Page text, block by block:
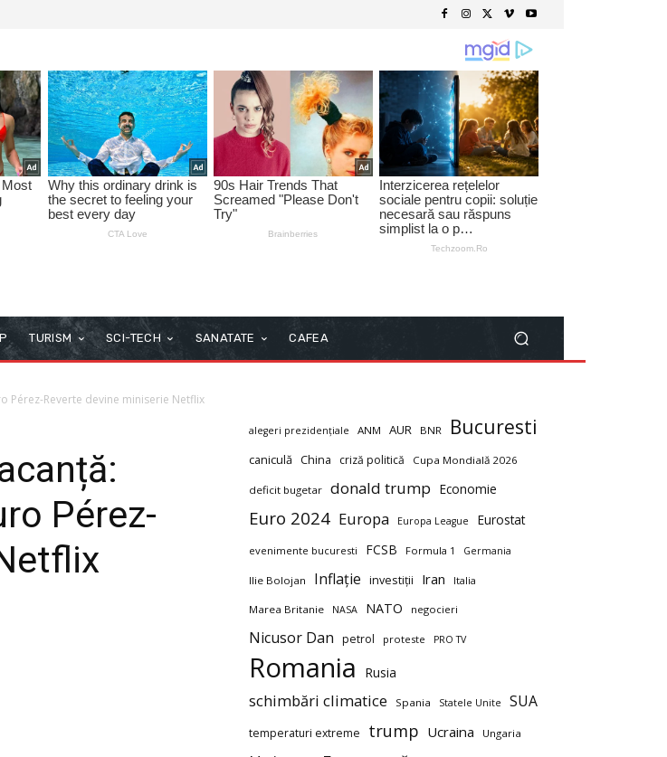
TURISM SCI-TECH SANATATE CAFEA
Pérez-Reverte devine miniserie Netflix
Pérez-
alegeri prezidențiale ANM AUR BNR Bucuresti
caniculă China criză politică Cupa Mondială 2026
deficit bugetar donald trump Economie
Euro 2024 Europa Europa League Eurostat
evenimente bucuresti FCSB Formula 1 Germania
Ilie Bolojan Inflație investiții Iran Italia
Marea Britanie NASA NATO negocieri
Nicusor Dan petrol proteste PRO TV
Romania Rusia
schimbări climatice Spania Statele Unite SUA
temperaturi extreme trump Ucraina Ungaria